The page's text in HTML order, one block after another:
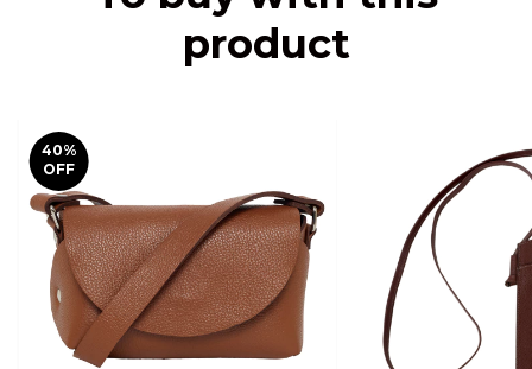
product
40%
OFF